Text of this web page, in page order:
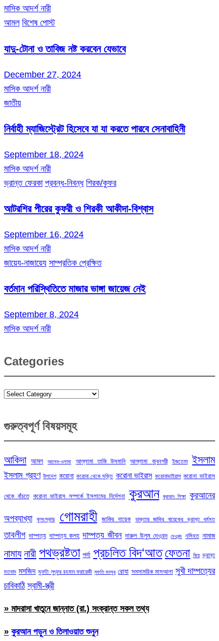
মাসিক আদর্শ নারী
আমল বিশেষ পোস্ট
যাদু-টোনা ও তাবিজ নষ্ট করবেন যেভাবে
December 27, 2024
মাসিক আদর্শ নারী
জাতীয়
নির্বাহী ম্যাজিস্ট্রেট হিসেবে যা যা করতে পারবে সেনাবাহিনী
September 18, 2024
মাসিক আদর্শ নারী
ভ্রান্ত ফেরকা প্রবন্ধ-নিবন্ধ শিরক/কুফর
আটরশির পীরের কুফরী ও শিরকী আকীদা-বিশ্বাস
September 16, 2024
মাসিক আদর্শ নারী
জায়েয-নাজায়েয সাম্প্রতিক প্রেক্ষিত
বর্তমান পরিস্থিতিতে মাজার ভাঙ্গা জায়েজ নেই
September 8, 2024
মাসিক আদর্শ নারী
Categories
Categories
গুরুত্বপূর্ণ বিষয়সমূহ
আকিদা আমল আলেম-ওলামা আল্লামা তাকি উসমানি আল্লামা বাবুনগরী ইজতেমা ইসলাম
ইসলাম গ্রহণ উপদেশ করোনা করোনা থেকে মুক্তি করোনা ভাইরাস করোনাভাইরাস করোনা ভাইরাস
থেকে বাঁচতে করোনা ভাইরাস সম্পর্কে ইসলামের নির্দেশনা কুরআন কুরআন শিক্ষা কুরআনের
অপব্যাখ্যা কুসংস্কার গোমরাহী জাকির নায়েক ডাক্তার জাকির নায়েকের ভ্রান্ত ধর্মমত
তাবলীগ দাম্পত্য দাম্পত্য কলহ দাম্পত্য জীবন দারুল উলুম দেওবন্দ দেওবন্দ নসিহত নামাজ
নামায নারী পথভ্রষ্টতা পর্দা প্রচলিত বিদ‘আত ফেতনা বিয়ে ভ্রান্ত
মতবাদ মসজিদ মুফতি লুৎফুর রহমান ফরায়েজী মুফতি মনসুর রোযা সমসাময়িক মাসআলা সুখী দাম্পত্যের
চাবিকাঠি স্বামী-স্ত্রী
» মাদরাসা খাতুনে জান্নাত (রা.) সংক্রান্ত সকল তথ্য
» কুরআন পড়ুন ও তিলাওয়াত শুনুন